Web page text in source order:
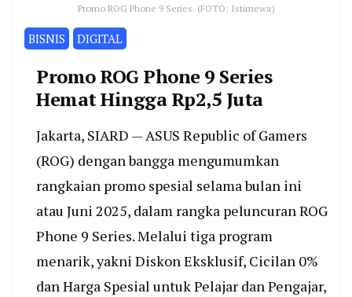
Promo ROG Phone 9 Series. (FOTO: Istimewa)
BISNIS DIGITAL
Promo ROG Phone 9 Series
Hemat Hingga Rp2,5 Juta
Jakarta, SIARD — ASUS Republic of Gamers
(ROG) dengan bangga mengumumkan
rangkaian promo spesial selama bulan ini
atau Juni 2025, dalam rangka peluncuran ROG
Phone 9 Series. Melalui tiga program
menarik, yakni Diskon Eksklusif, Cicilan 0%
dan Harga Spesial untuk Pelajar dan Pengajar,